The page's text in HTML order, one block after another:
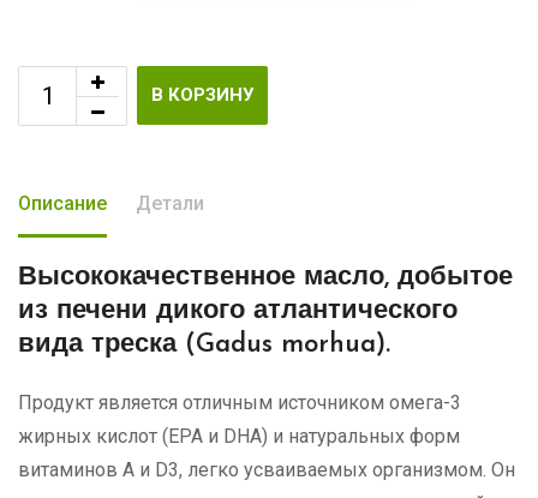
В КОРЗИНУ
Описание Детали
Высококачественное масло, добытое
из печени дикого атлантического
вида треска (Gadus morhua).
Продукт является отличным источником омега-3
жирных кислот (EPA и DHA) и натуральных форм
витаминов A и D3, легко усваиваемых организмом. Он